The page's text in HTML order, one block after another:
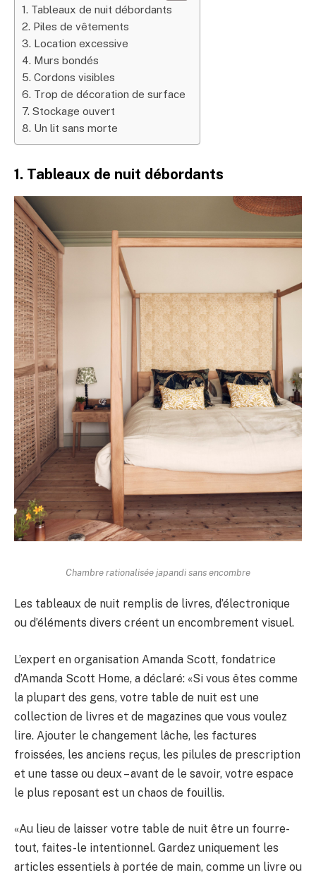
1. Tableaux de nuit débordants
2. Piles de vêtements
3. Location excessive
4. Murs bondés
5. Cordons visibles
6. Trop de décoration de surface
7. Stockage ouvert
8. Un lit sans morte
1. Tableaux de nuit débordants
Chambre rationalisée japandi sans encombre
Les tableaux de nuit remplis de livres, d’électronique
ou d’éléments divers créent un encombrement visuel.
L’expert en organisation Amanda Scott, fondatrice
d’Amanda Scott Home, a déclaré: «Si vous êtes comme
la plupart des gens, votre table de nuit est une
collection de livres et de magazines que vous voulez
lire. Ajouter le changement lâche, les factures
froissées, les anciens reçus, les pilules de prescription
et une tasse ou deux – avant de le savoir, votre espace
le plus reposant est un chaos de fouillis.
«Au lieu de laisser votre table de nuit être un fourre-
tout, faites-le intentionnel. Gardez uniquement les
articles essentiels à portée de main, comme un livre ou